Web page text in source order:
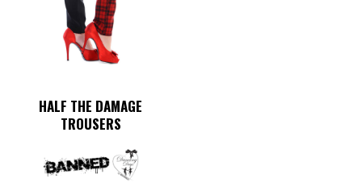
HALF THE DAMAGE
TROUSERS